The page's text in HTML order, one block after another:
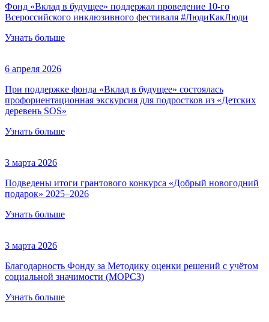
Фонд «Вклад в будущее» поддержал проведение 10-го
Всероссийского инклюзивного фестиваля #ЛюдиКакЛюди
Узнать больше
6 апреля 2026
При поддержке фонда «Вклад в будущее» состоялась
профориентационная экскурсия для подростков из «Детских
деревень SOS»
Узнать больше
3 марта 2026
Подведены итоги грантового конкурса «Добрый новогодний
подарок» 2025–2026
Узнать больше
3 марта 2026
Благодарность Фонду за Методику оценки решений с учётом
социальной значимости (МОРСЗ)
Узнать больше